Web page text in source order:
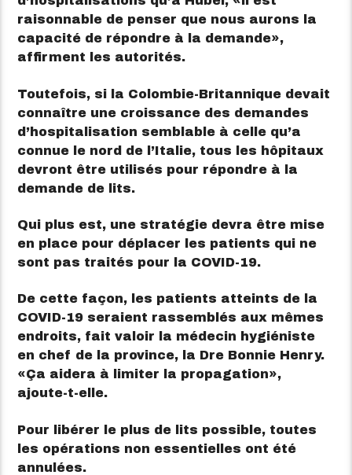
raisonnable de penser que nous aurons la
capacité de répondre à la demande
,
affirment les autorités.
Toutefois, si la Colombie-Britannique devait
connaître une croissance des demandes
d’hospitalisation semblable à celle qu’a
connue le nord de l’Italie, tous les hôpitaux
devront être utilisés pour répondre à la
demande de lits.
Qui plus est, une stratégie devra être mise
en place pour déplacer les patients qui ne
sont pas traités pour la COVID-19.
De cette façon, les patients atteints de la
COVID-19 seraient rassemblés aux mêmes
endroits, fait valoir la médecin hygiéniste
en chef de la province, la Dre Bonnie Henry.
Ça aidera à limiter la propagation
,
ajoute-t-elle.
Pour libérer le plus de lits possible, toutes
les opérations non essentielles ont été
annulées.